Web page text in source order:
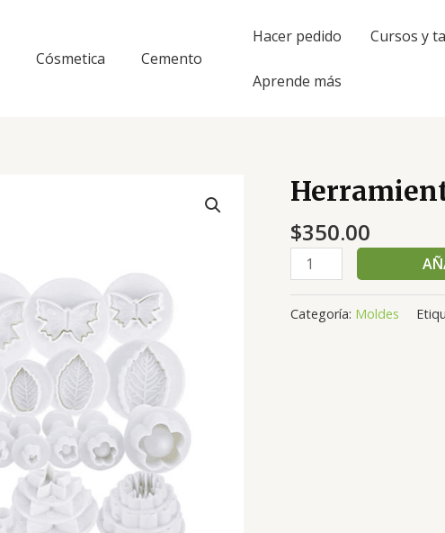
Cósmetica Cemento
Hacer pedido Cursos y
Aprende más
$350.00
Herramientas
para
Pasta
Francesa
cantidad
Categoría: Moldes